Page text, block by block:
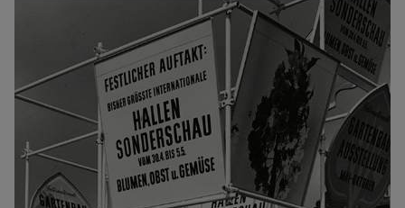
Im Rahmen der Festivalwochen zeigen Tänzer*innen des Instituts für Tanz
Folkwang Universität der Künste unter der Künstlerischen Leitung von
Alumna Marie-Lena Kaiser Choreographien in Treppenhäusern auf dem
des UNESCO-Welterbes Zollverein. © Marie Laforge